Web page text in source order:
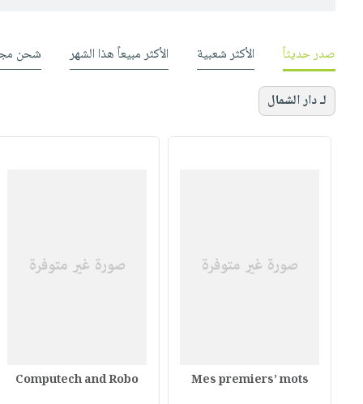
صدر حديثاً الأكثر شعبية الأكثر مبيعاً هذا الشهر شحن
لـ دار الشمال
Mes premiers’ mots
Computech and Robo